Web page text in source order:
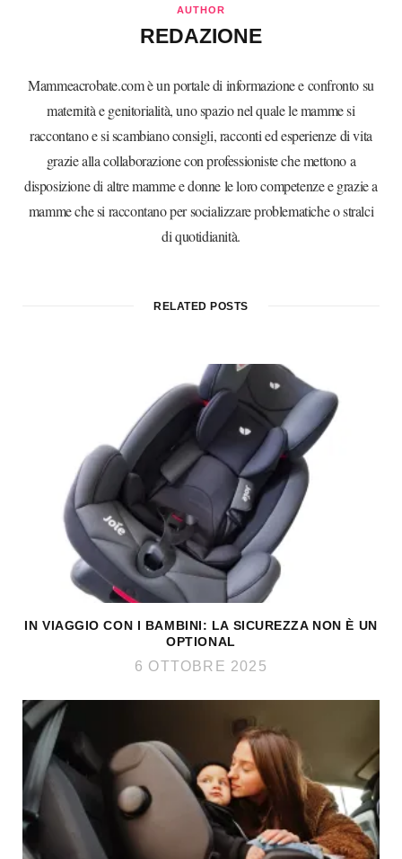
AUTHOR
REDAZIONE
Mammeacrobate.com è un portale di informazione e confronto su
maternità e genitorialità, uno spazio nel quale le mamme si
raccontano e si scambiano consigli, racconti ed esperienze di vita
grazie alla collaborazione con professioniste che mettono a
disposizione di altre mamme e donne le loro competenze e grazie a
mamme che si raccontano per socializzare problematiche o stralci
di quotidianità.
RELATED POSTS
IN VIAGGIO CON I BAMBINI: LA SICUREZZA NON È UN
OPTIONAL
6 OTTOBRE 2025